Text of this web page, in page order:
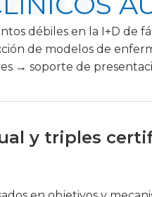
débiles en la I+D de
de modelos de
→ soporte de
y triples